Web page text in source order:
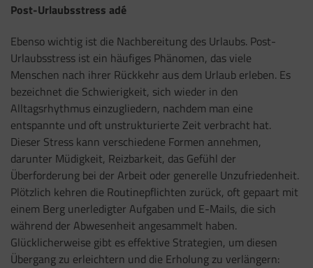
Post-Urlaubsstress adé
Ebenso wichtig ist die Nachbereitung des Urlaubs. Post-
Urlaubsstress ist ein häufiges Phänomen, das viele
Menschen nach ihrer Rückkehr aus dem Urlaub erleben. Es
bezeichnet die Schwierigkeit, sich wieder in den
Alltagsrhythmus einzugliedern, nachdem man eine
entspannte und oft unstrukturierte Zeit verbracht hat.
Dieser Stress kann verschiedene Formen annehmen,
darunter Müdigkeit, Reizbarkeit, das Gefühl der
Überforderung bei der Arbeit oder generelle Unzufriedenheit.
Plötzlich kehren die Routinepflichten zurück, oft gepaart mit
einem Berg unerledigter Aufgaben und E-Mails, die sich
während der Abwesenheit angesammelt haben.
Glücklicherweise gibt es effektive Strategien, um diesen
Übergang zu erleichtern und die Erholung zu verlängern: